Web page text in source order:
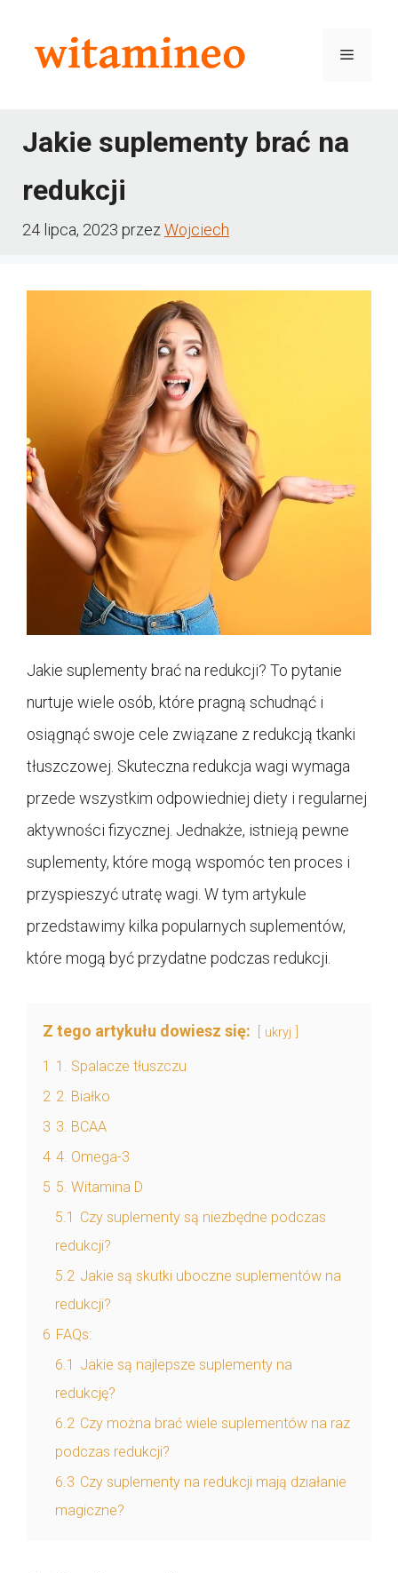
Menu
Jakie suplementy brać na
redukcji
24 lipca, 2023 przezWojciech
Jakie suplementy brać na redukcji? To pytanie
nurtuje wiele osób, które pragną schudnąć i
osiągnąć swoje cele związane z redukcją tkanki
tłuszczowej. Skuteczna redukcja wagi wymaga
przede wszystkim odpowiedniej diety i regularnej
aktywności fizycznej. Jednakże, istnieją pewne
suplementy, które mogą wspomóc ten proces i
przyspieszyć utratę wagi. W tym artykule
przedstawimy kilka popularnych suplementów,
które mogą być przydatne podczas redukcji.
Z tego artykułu dowiesz się: ukryj
1 1. Spalacze tłuszczu
2 2. Białko
3 3. BCAA
4 4. Omega-3
5 5. Witamina D
5.1 Czy suplementy są niezbędne podczas
redukcji?
5.2 Jakie są skutki uboczne suplementów na
redukcji?
6 FAQs:
6.1 Jakie są najlepsze suplementy na
redukcję?
6.2 Czy można brać wiele suplementów na raz
podczas redukcji?
6.3 Czy suplementy na redukcji mają działanie
magiczne?